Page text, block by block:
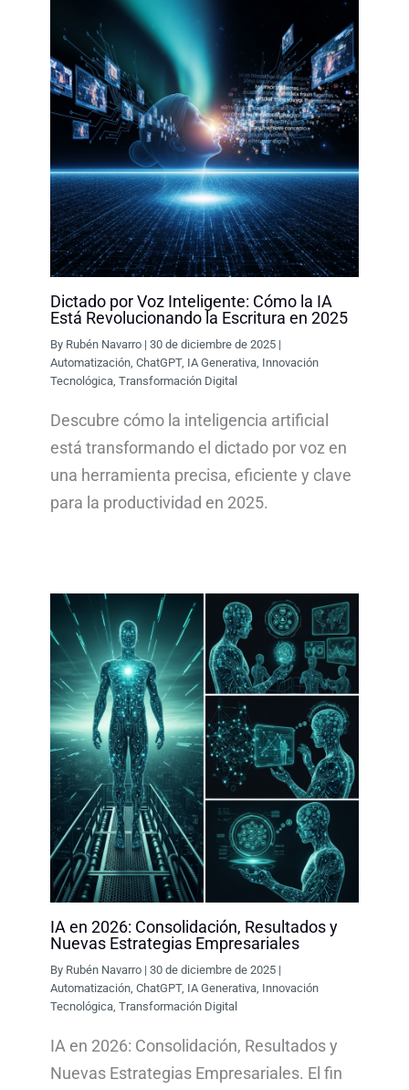
Dictado por Voz Inteligente: Cómo la IA
Está Revolucionando la Escritura en 2025
By Rubén Navarro |30 de diciembre de 2025 |
Automatización,ChatGPT, IA Generativa, Innovación
Tecnológica,Transformación Digital
Descubre cómo la inteligencia artificial
está transformando el dictado por voz en
una herramienta precisa, eficiente y clave
para la productividad en 2025.
IA en 2026: Consolidación, Resultados y
Nuevas Estrategias Empresariales
By Rubén Navarro |30 de diciembre de 2025 |
Automatización ,ChatGPT, IA Generativa Innovación
Tecnológica ,Transformación Digital
IA en 2026: Consolidación, Resultados y
Nuevas Estrategias Empresariales. El fin